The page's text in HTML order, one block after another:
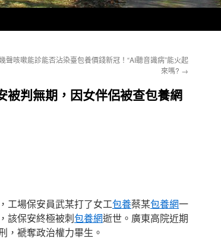
聲咳嗽能診能否沾染臺包養價錢新冠！“AI聽音識病”能火起
來嗎? →
被判無期，因女伴侶被查包養網
，工場保安員武某打了女工包養蔡某包養網一
該保安終極被刺包養網逝世。廣東高院近期
，褫奪政治權力畢生。